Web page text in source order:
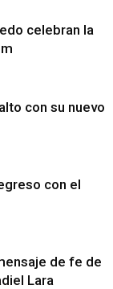
celebran la
con su nuevo
con el
de fe de
Lara